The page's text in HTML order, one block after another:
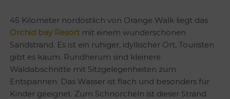
45 Kilometer nordöstlich von Orange Walk liegt das
Orchid bay Resortmit einem wunderschönen
Sandstrand. Es ist ein ruhiger, idyllischer Ort, Touristen
gibt es kaum. Rundherum sind kleinere
Waldabschnitte mit Sitzgelegenheiten zum
Entspannen. Das Wasser ist flach und besonders für
Kinder geeignet. Zum Schnorcheln ist dieser Strand